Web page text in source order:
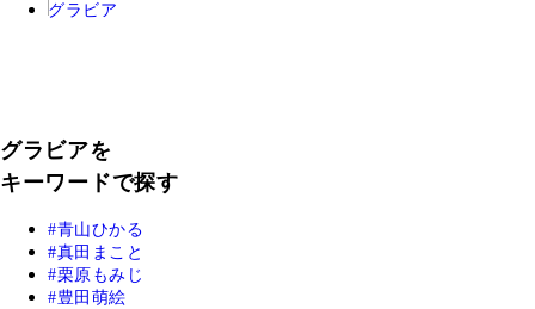
グラビア
グラビアを
キーワードで探す
青山ひかる
真田まこと
栗原もみじ
豊田萌絵